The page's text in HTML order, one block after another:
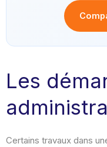
Les
Certains travaux dans